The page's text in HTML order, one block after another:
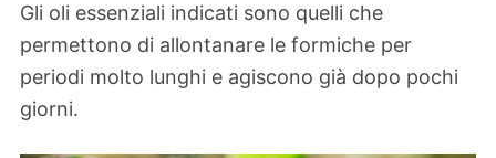
Gli oli essenziali indicati sono quelli che
permettono di allontanare le formiche per
periodi molto lunghi e agiscono già dopo pochi
giorni.